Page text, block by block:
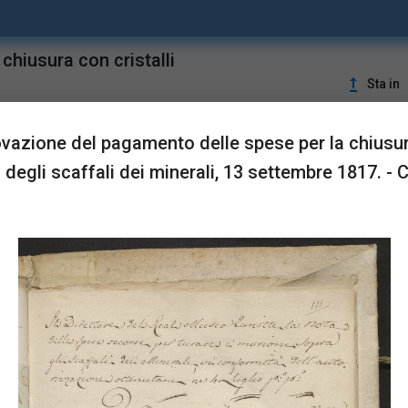
con cristalli
upgrade Sta in
del pagamento delle spese per la
scaffali dei minerali, 13 settembre 1817. -